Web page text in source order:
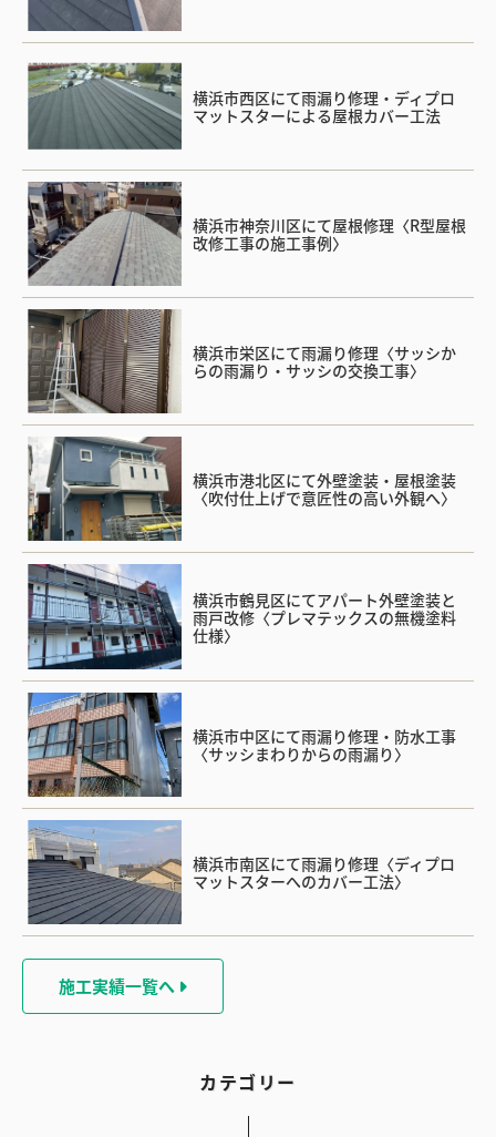
横浜市西区にて雨漏り修理・ディプロ
マットスターによる屋根カバー工法
横浜市神奈川区にて屋根修理〈R型屋根
改修工事の施工事例〉
横浜市栄区にて雨漏り修理〈サッシか
らの雨漏り・サッシの交換工事〉
横浜市港北区にて外壁塗装・屋根塗装
〈吹付仕上げで意匠性の高い外観へ〉
横浜市鶴見区にてアパート外壁塗装と
雨戸改修〈プレマテックスの無機塗料
仕様〉
横浜市中区にて雨漏り修理・防水工事
〈サッシまわりからの雨漏り〉
横浜市南区にて雨漏り修理〈ディプロ
マットスターへのカバー工法〉
施工実績一覧へ
カテゴリー